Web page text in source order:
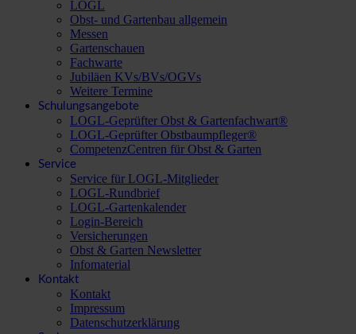
LOGL
Obst- und Gartenbau allgemein
Messen
Gartenschauen
Fachwarte
Jubiläen KVs/BVs/OGVs
Weitere Termine
Schulungsangebote
LOGL-Geprüfter Obst & Gartenfachwart®
LOGL-Geprüfter Obstbaumpfleger®
CompetenzCentren für Obst & Garten
Service
Service für LOGL-Mitglieder
LOGL-Rundbrief
LOGL-Gartenkalender
Login-Bereich
Versicherungen
Obst & Garten Newsletter
Infomaterial
Kontakt
Kontakt
Impressum
Datenschutzerklärung